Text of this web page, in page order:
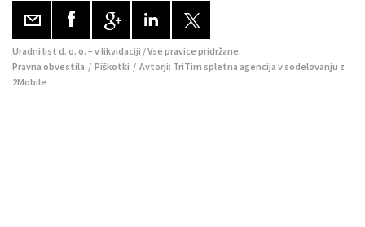
Uradni list d. o. o. – v likvidaciji / Vse pravice pridržane.
Pravna obvestila / Piškotki / Avtorji: TriTim spletna agencija v sodelovanju z
2Mobile